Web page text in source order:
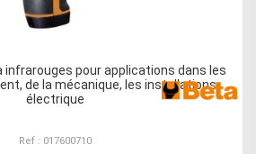
infrarouges pour applications dans les
de la mécanique, les installations
électrique
Ref : 017600710